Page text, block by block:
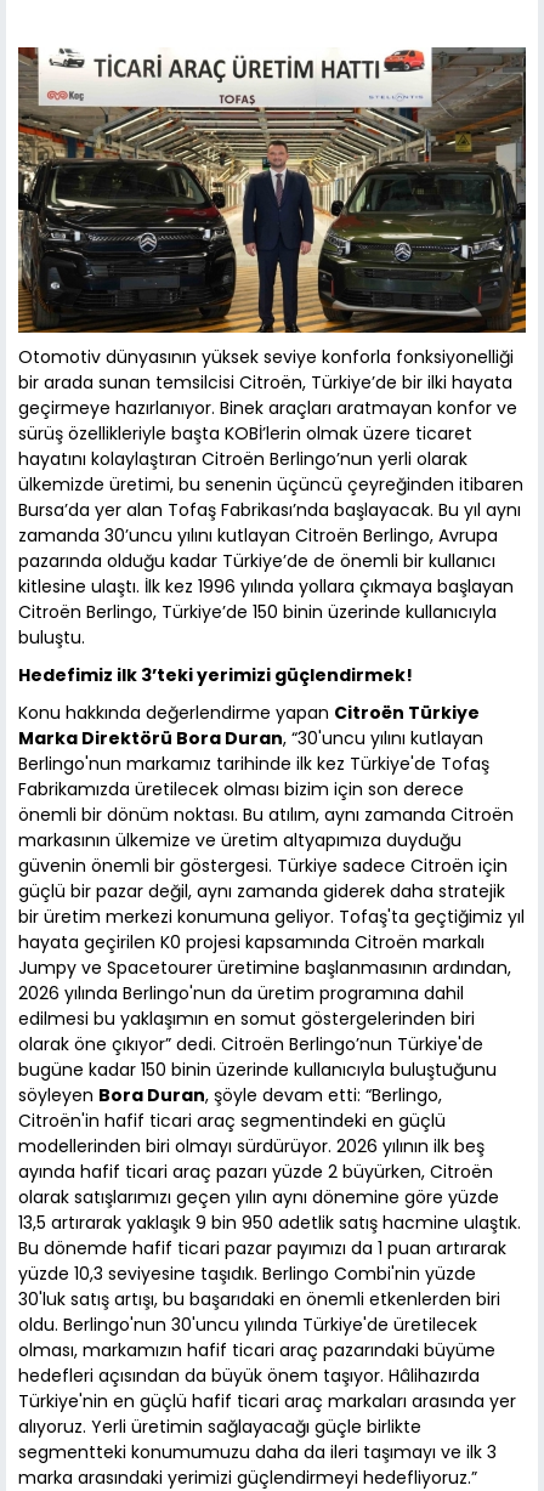
Otomotiv dünyasının yüksek seviye konforla fonksiyonelliği
bir arada sunan temsilcisi Citroën, Türkiye’de bir ilki hayata
geçirmeye hazırlanıyor. Binek araçları aratmayan konfor ve
sürüş özellikleriyle başta KOBİ’lerin olmak üzere ticaret
hayatını kolaylaştıran Citroën Berlingo’nun yerli olarak
ülkemizde üretimi, bu senenin üçüncü çeyreğinden itibaren
Bursa’da yer alan Tofaş Fabrikası’nda başlayacak. Bu yıl aynı
zamanda 30’uncu yılını kutlayan Citroën Berlingo, Avrupa
pazarında olduğu kadar Türkiye’de de önemli bir kullanıcı
kitlesine ulaştı. İlk kez 1996 yılında yollara çıkmaya başlayan
Citroën Berlingo, Türkiye’de 150 binin üzerinde kullanıcıyla
buluştu.
Hedefimiz ilk 3’teki yerimizi güçlendirmek!
Konu hakkında değerlendirme yapan Citroën Türkiye
Marka Direktörü Bora Duran, “30'uncu yılını kutlayan
Berlingo'nun markamız tarihinde ilk kez Türkiye'de Tofaş
Fabrikamızda üretilecek olması bizim için son derece
önemli bir dönüm noktası. Bu atılım, aynı zamanda Citroën
markasının ülkemize ve üretim altyapımıza duyduğu
güvenin önemli bir göstergesi. Türkiye sadece Citroën için
güçlü bir pazar değil, aynı zamanda giderek daha stratejik
bir üretim merkezi konumuna geliyor. Tofaş'ta geçtiğimiz yıl
hayata geçirilen K0 projesi kapsamında Citroën markalı
Jumpy ve Spacetourer üretimine başlanmasının ardından,
2026 yılında Berlingo'nun da üretim programına dahil
edilmesi bu yaklaşımın en somut göstergelerinden biri
olarak öne çıkıyor” dedi. Citroën Berlingo’nun Türkiye'de
bugüne kadar 150 binin üzerinde kullanıcıyla buluştuğunu
söyleyen Bora Duran, şöyle devam etti: “Berlingo,
Citroën'in hafif ticari araç segmentindeki en güçlü
modellerinden biri olmayı sürdürüyor. 2026 yılının ilk beş
ayında hafif ticari araç pazarı yüzde 2 büyürken, Citroën
olarak satışlarımızı geçen yılın aynı dönemine göre yüzde
13,5 artırarak yaklaşık 9 bin 950 adetlik satış hacmine ulaştık.
Bu dönemde hafif ticari pazar payımızı da 1 puan artırarak
yüzde 10,3 seviyesine taşıdık. Berlingo Combi'nin yüzde
30'luk satış artışı, bu başarıdaki en önemli etkenlerden biri
oldu. Berlingo'nun 30'uncu yılında Türkiye'de üretilecek
olması, markamızın hafif ticari araç pazarındaki büyüme
hedefleri açısından da büyük önem taşıyor. Hâlihazırda
Türkiye'nin en güçlü hafif ticari araç markaları arasında yer
alıyoruz. Yerli üretimin sağlayacağı güçle birlikte
segmentteki konumumuzu daha da ileri taşımayı ve ilk 3
marka arasındaki yerimizi güçlendirmeyi hedefliyoruz.”